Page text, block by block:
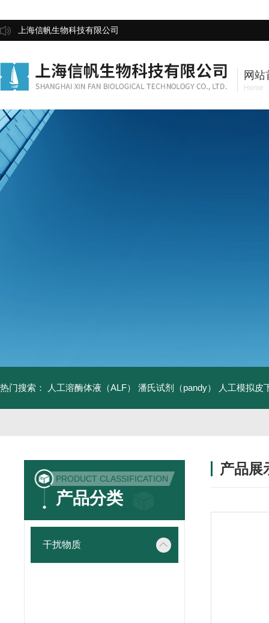
上海信帆生物科技有限公司
网站
Home
热门搜索： 人工溶酶体液（ALF） 潘氏试剂（pandy） 人工模拟皮
PRODUCT CLASSIFICATION
产品分类
干扰物质
产品展